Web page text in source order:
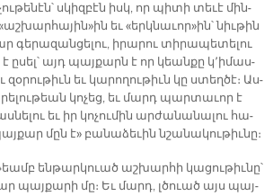
սկիզ­բէն իսկ, որ պի­տի տե­ւէ մին­
եւ «երկ­նա­ւոր»ին՝ նիւ­թին
գե­րա­զան­ցե­լու, ի­րա­րու տի­րա­պե­տե­լու
ը­սել՝ այդ պայ­քարն է որ կեան­քը կ՚ի­մաս­
եւ կա­րո­ղու­թիւն կը ստեղ­ծէ։ Աս­
կո­չեց, եւ մարդ պար­տա­ւոր է
եւ իր կո­չու­մին ար­ժա­նա­նա­լու հա­
մըն է» բա­նա­ձե­ւին նշա­նա­կու­թիւ­նը։
են­թար­կուած աշ­խար­հի կա­ցու­թիւ­նը՝
պայ­քա­րի մը։ Եւ մարդ, լծուած այս պայ­